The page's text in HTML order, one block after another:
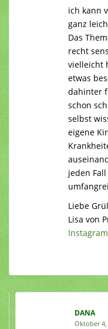
ich kann
ganz
Das
recht
vielleicht
etwas
dahinter
schon
selbst
eigene
jeden
Liebe
Lisa von
Instagram
DANA
Oktober 4,